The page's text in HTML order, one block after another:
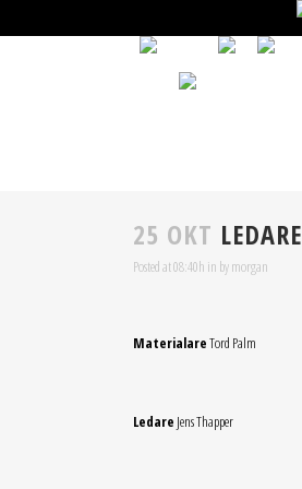
25 OKT LEDARE
Posted at 08:40h in bymorgan
MaterialareTord Palm
Ledare Jens Thapper